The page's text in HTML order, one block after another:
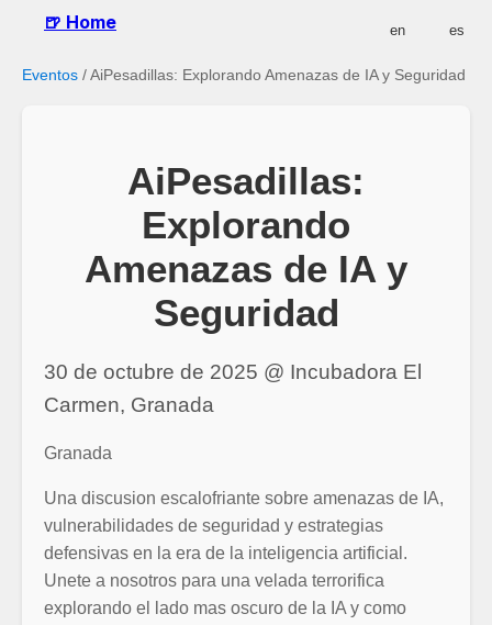
en es
🍺 Home
Eventos /AiPesadillas: Explorando Amenazas de IA y Seguridad
AiPesadillas:
Explorando
Amenazas de IA y
Seguridad
30 de octubre de 2025 @ Incubadora El
Carmen, Granada
Granada
Una discusion escalofriante sobre amenazas de IA,
vulnerabilidades de seguridad y estrategias
defensivas en la era de la inteligencia artificial.
Unete a nosotros para una velada terrorifica
explorando el lado mas oscuro de la IA y como